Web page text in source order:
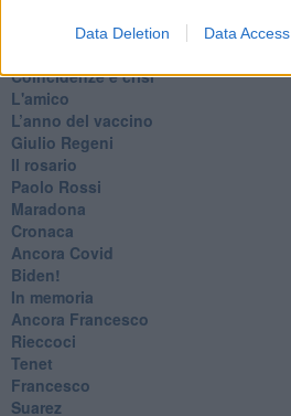
Data Deletion Data Access
Con-ter?
Coincidenze e crisi
L'amico
​L’anno del vaccino
Giulio Regeni
​Il rosario
Paolo Rossi
Maradona
Cronaca
​Ancora Covid
​Biden!
In memoria
​Ancora Francesco
Rieccoci
Tenet
Francesco
Suarez